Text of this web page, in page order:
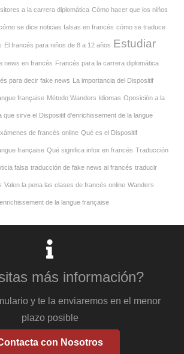
a la carrera diplomática Cómo hacer que los niños
se dice noticias falsas en francés cómo se traduce
El francés para niños de 8 a 12 años Estudiar
news en francés Francés para la carrera diplomática
para decir fake news La importancia del Dispositif
française Método Wanders Idiomas Oposición a la
que sirve el Dispositif d’enrichissement de la langue
de francés online Qué es el Dispositif
française Qué significa infox en francés Traducción
falsa traducción de fake news al francés traducir
Valen la pena las clases de francés online Wanders
de la langue française
más información?
y te la enviaremos en el menor
plazo posible
con Nosotros